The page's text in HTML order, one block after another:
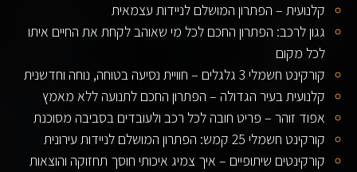
קלנועית – הפתרון המושלם לניידות עצמאית
גגון לרכב: הפתרון החכם לכל מי שאוהב לקחת את החיים איתו
לכל מקום
קורקינט חשמלי 3 גלגלים – חוויית נסיעה בטוחה, נוחה וחדשנית
קלנועית בעיר הגדולה – הפתרון החכם לתנועה ללא מאמץ
אפוד זוהר – פריט חובה לכל רכב ולעובדים בסביבה מסוכנת
קורקינט חשמלי 25 קמש: הפתרון המושלם לניידות עירונית
קורקינטים שיתופיים – איך צמיג איכותי חוסך תחזוקה והוצאות